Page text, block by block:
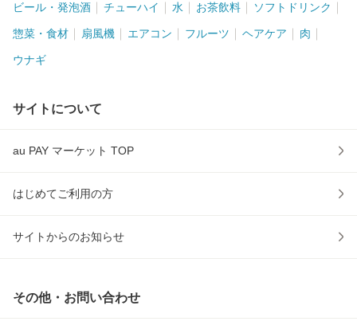
ビール・発泡酒 チューハイ 水 お茶飲料 ソフトドリンク
惣菜・食材 扇風機 エアコン フルーツ ヘアケア 肉
ウナギ
サイトについて
au PAY マーケット TOP
はじめてご利用の方
サイトからのお知らせ
その他・お問い合わせ